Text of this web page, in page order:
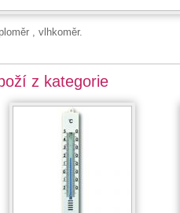
, vlhkoměr.
z kategorie